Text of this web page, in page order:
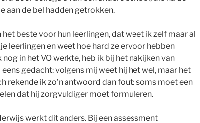
aan de bel hadden getrokken.
beste voor hun leerlingen, dat weet ik zelf maar al
leerlingen en weet hoe hard ze ervoor hebben
nog in het VO werkte, heb ik bij het nakijken van
gedacht: volgens mij weet hij het wel, maar het
rekende ik zo’n antwoord dan fout: soms moet een
dat hij zorgvuldiger moet formuleren.
werkt dit anders. Bij een assessment